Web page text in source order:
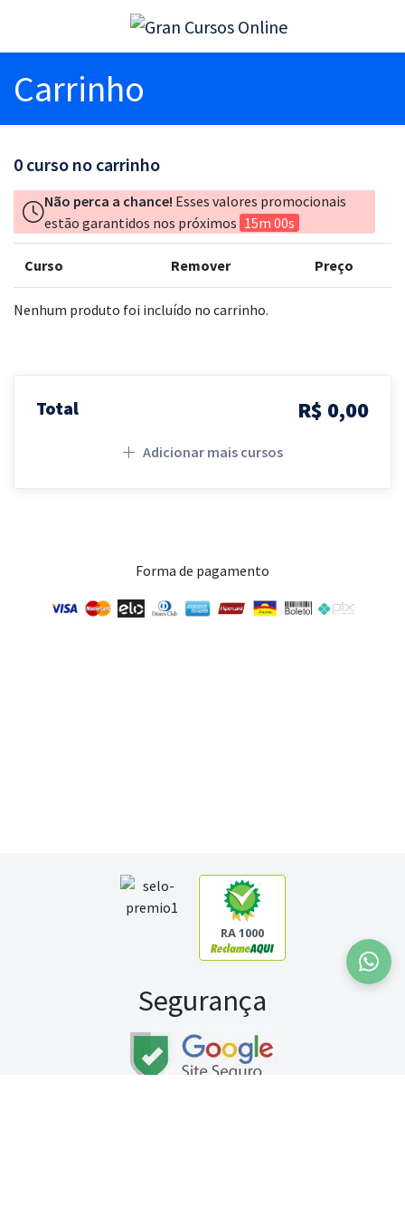
Carrinho
0 curso no carrinho
Não perca a chance! Esses valores promocionais
estão garantidos nos próximos 15m 00s
Curso Remover Preço
Nenhum produto foi incluído no carrinho.
Total R$ 0,00
Adicionar mais cursos
Forma de pagamento
RA 1000
Segurança